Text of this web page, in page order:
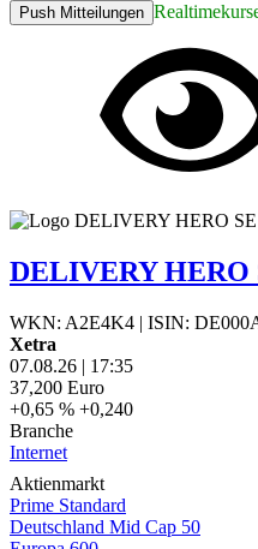
Push Mitteilungen
DELIVERY HERO
WKN: A2E4K4 | ISIN:
Xetra
07.08.26 | 17:35
37,200 Euro
+0,65 % +0,240
Branche
Internet
Aktienmarkt
Prime Standard
Deutschland Mid Cap 50